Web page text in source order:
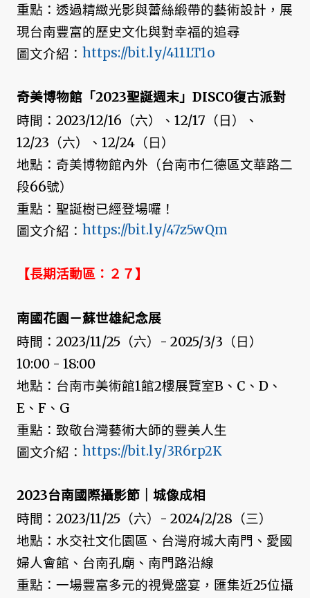
重點：透過精緻光影與蕾絲緞帶的藝術設計，展
現台南豐富的歷史文化與對幸福的追尋
圖文介紹： https://bit.ly/411LT1o
奇美博物館「2023聖誕週末」DISCO復古派對
時間：2023/12/16（六）、12/17（日）、
12/23（六）、12/24（日）
地點：奇美博物館內外（台南市仁德區文華路二
段66號）
重點：聖誕樹已經登場囉！
圖文介紹： https://bit.ly/47z5wQm
【長期活動區：２７】
南國花園－蘇世雄紀念展
時間：2023/11/25（六）- 2025/3/3（日）
10:00 - 18:00
地點：台南市美術館1館2樓展覽室B、C、D、
E、F、G
重點：致敬台灣藝術大師的豐美人生
圖文介紹： https://bit.ly/3R6rp2K
2023台南國際攝影節｜城像成相
時間：2023/11/25（六）- 2024/2/28（三）
地點：水交社文化園區、台灣府城大南門、愛國
婦人會館、台南孔廟、南門路沿線
重點：一場豐富多元的視覺盛宴，匯集近25位攝